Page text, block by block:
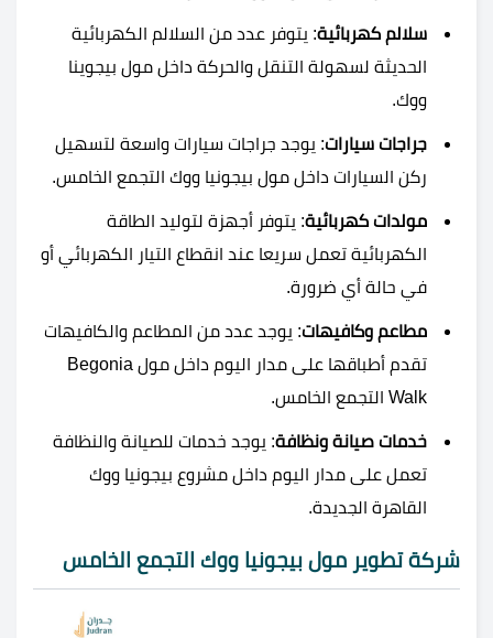
سلالم كهربائية: يتوفر عدد من السلالم الكهربائية
الحديثة لسهولة التنقل والحركة داخل مول بيجوينا
ووك.
جراجات سيارات: يوجد جراجات سيارات واسعة لتسهيل
ركن السيارات داخل مول بيجونيا ووك التجمع الخامس.
مولدات كهربائية: يتوفر أجهزة لتوليد الطاقة
الكهربائية تعمل سريعا عند انقطاع التيار الكهربائي أو
في حالة أي ضرورة.
مطاعم وكافيهات: يوجد عدد من المطاعم والكافيهات
تقدم أطباقها على مدار اليوم داخل مول Begonia
Walk التجمع الخامس.
خدمات صيانة ونظافة: يوجد خدمات للصيانة والنظافة
تعمل على مدار اليوم داخل مشروع بيجونيا ووك
القاهرة الجديدة.
شركة تطوير مول بيجونيا ووك التجمع الخامس